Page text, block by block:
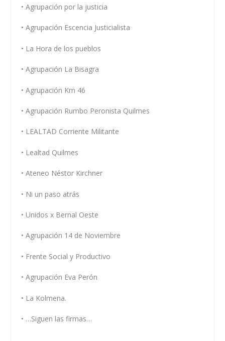
• Agrupación por la justicia
• Agrupación Escencia Justicialista
• La Hora de los pueblos
• Agrupación La Bisagra
• Agrupación Km 46
• Agrupación Rumbo Peronista Quilmes
• LEALTAD Corriente Militante
• Lealtad Quilmes
• Ateneo Néstor Kirchner
• Ni un paso atrás
• Unidos x Bernal Oeste
• Agrupación 14 de Noviembre
• Frente Social y Productivo
• Agrupación Eva Perón
• La Kolmena.
• ⁠…Siguen las firmas…